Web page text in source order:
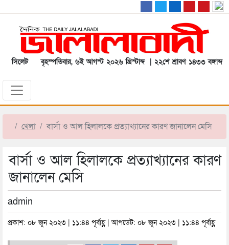
সিলেট বৃহস্পতিবার, ৬ই আগস্ট ২০২৬ খ্রিস্টাব্দ | ২২শে শ্রাবণ ১৪৩৩ বঙ্গাব্দ
খেলা বার্সা ও আল হিলালকে প্রত্যাখ্যানের কারণ জানালেন মেসি
বার্সা ও আল হিলালকে প্রত্যাখ্যানের কারণ
জানালেন মেসি
admin
প্রকাশ: ০৮ জুন ২০২৩ | ১১:৪৪ পূর্বাহ্ণ | আপডেট: ০৮ জুন ২০২৩ | ১১:৪৪ পূর্বাহ্ণ